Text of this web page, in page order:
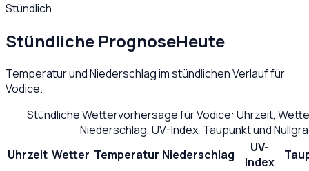
Stündlich
Stündliche PrognoseHeute
Temperatur und Niederschlag im stündlichen Verlauf für
Vodice.
Stündliche Wettervorhersage fürVodice: Uhrzeit,
Niederschlag, UV-Index, Taupunkt und
Uhrzeit Wetter Temperatur Niederschlag
UV-
Index